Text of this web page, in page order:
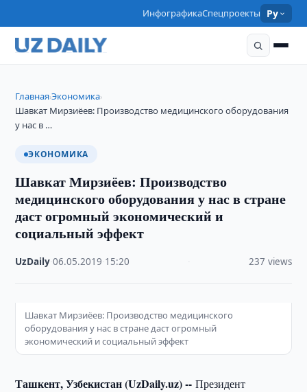
ИнфографикаСпецпроекты Ру
Главная›Экономика›
Шавкат Мирзиёев: Производство медицинского оборудования
у нас в …
ЭКОНОМИКА
Шавкат Мирзиёев: Производство
медицинского оборудования у нас в стране
даст огромный экономический и
социальный эффект
UzDaily ·06.05.2019 15:20 237 views
Шавкат Мирзиёев: Производство медицинского
оборудования у нас в стране даст огромный
экономический и социальный эффект
Ташкент, Узбекистан (UzDaily.uz) --Президент